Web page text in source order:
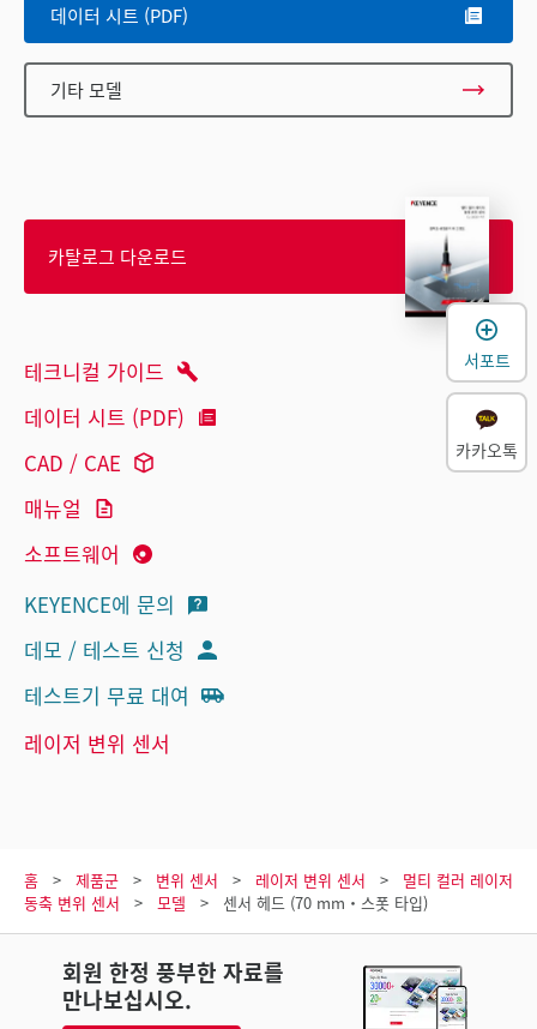
데이터 시트 (PDF)
기타 모델
카탈로그 다운로드
테크니컬 가이드
데이터 시트 (PDF)
CAD / CAE
매뉴얼
소프트웨어
KEYENCE에 문의
데모 / 테스트 신청
테스트기 무료 대여
레이저 변위 센서
홈 제품군 변위 센서 레이저 변위 센서
멀티 컬러 레이저
동축 변위 센서
모델 센서 헤드 (70 mm・스폿 타입)
회원 한정 풍부한 자료를
만나보십시오.
서포트
카카오톡